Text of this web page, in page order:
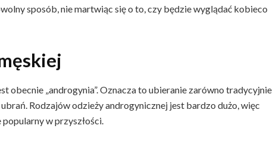
sposób, nie martwiąc się o to, czy będzie wyglądać kobieco
obecnie „androgynia”. Oznacza to ubieranie zarówno tradycyjnie
Rodzajów odzieży androgynicznej jest bardzo dużo, więc
w przyszłości.